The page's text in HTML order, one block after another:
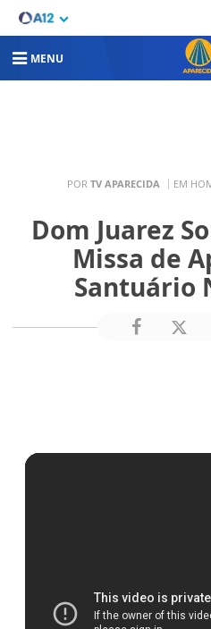
MENU
POR TV APARECIDA EM
Dom Juarez
Missa de
Santuário